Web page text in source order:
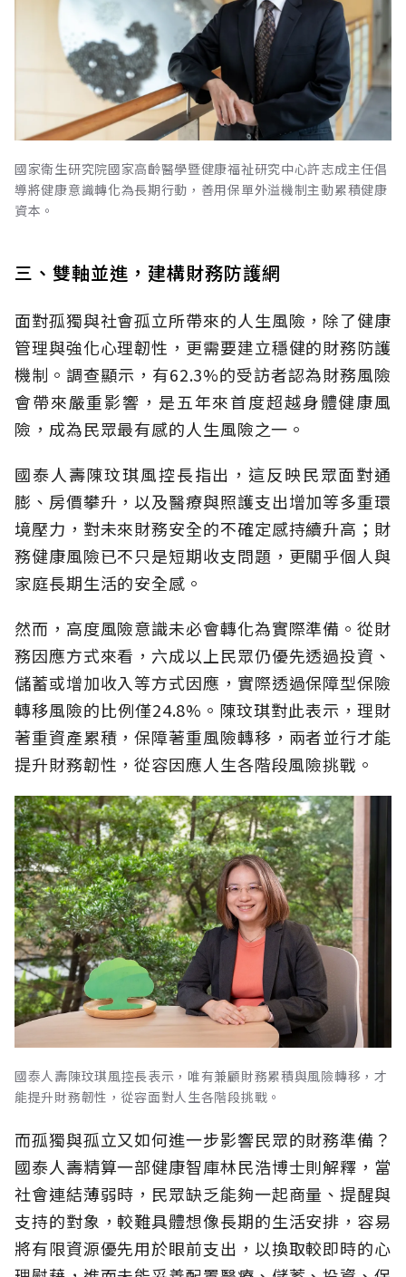
國家衛生研究院國家高齡醫學暨健康福祉研究中心許志成主任倡
導將健康意識轉化為長期行動，善用保單外溢機制主動累積健康
資本。
三、雙軸並進，建構財務防護網
面對孤獨與社會孤立所帶來的人生風險，除了健康
管理與強化心理韌性，更需要建立穩健的財務防護
機制。調查顯示，有62.3%的受訪者認為財務風險
會帶來嚴重影響，是五年來首度超越身體健康風
險，成為民眾最有感的人生風險之一。
國泰人壽陳玟琪風控長指出，這反映民眾面對通
膨、房價攀升，以及醫療與照護支出增加等多重環
境壓力，對未來財務安全的不確定感持續升高；財
務健康風險已不只是短期收支問題，更關乎個人與
家庭長期生活的安全感。
然而，高度風險意識未必會轉化為實際準備。從財
務因應方式來看，六成以上民眾仍優先透過投資、
儲蓄或增加收入等方式因應，實際透過保障型保險
轉移風險的比例僅24.8%。陳玟琪對此表示，理財
著重資產累積，保障著重風險轉移，兩者並行才能
提升財務韌性，從容因應人生各階段風險挑戰。
國泰人壽陳玟琪風控長表示，唯有兼顧財務累積與風險轉移，才
能提升財務韌性，從容面對人生各階段挑戰。
而孤獨與孤立又如何進一步影響民眾的財務準備？
國泰人壽精算一部健康智庫林民浩博士則解釋，當
社會連結薄弱時，民眾缺乏能夠一起商量、提醒與
支持的對象，較難具體想像長期的生活安排，容易
將有限資源優先用於眼前支出，以換取較即時的心